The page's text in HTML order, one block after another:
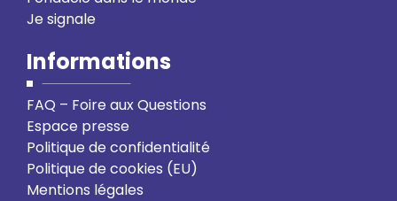
Je signale
Informations
FAQ – Foire aux Questions
Espace presse
Politique de confidentialité
Politique de cookies (EU)
Mentions légales